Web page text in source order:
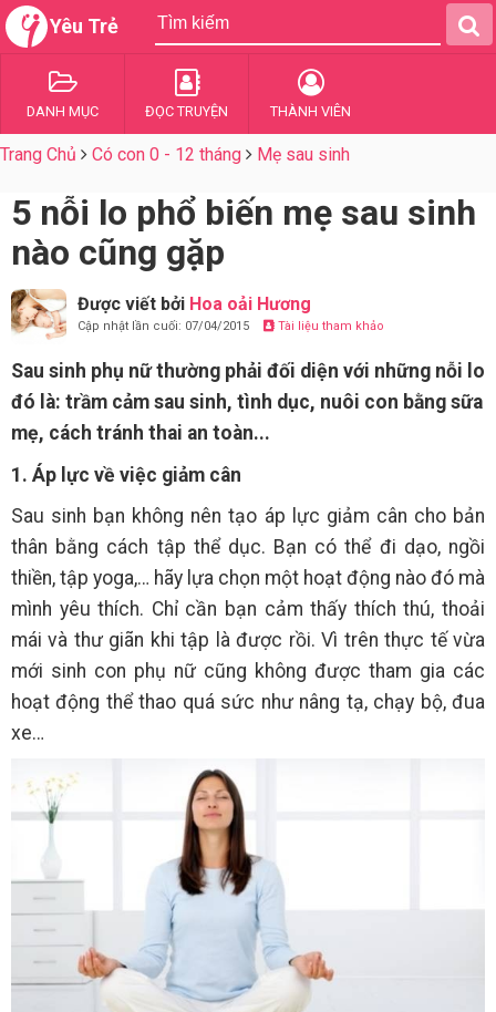
Yêu Trẻ
DANH MỤC ĐỌC TRUYỆN THÀNH VIÊN
Trang Chủ Có con 0 - 12 tháng Mẹ sau sinh
5 nỗi lo phổ biến mẹ sau sinh
nào cũng gặp
Được viết bởi Hoa oải Hương
Cập nhật lần cuối: 07/04/2015 Tài liệu tham khảo
Sau sinh phụ nữ thường phải đối diện với những nỗi lo
đó là: trầm cảm sau sinh, tình dục, nuôi con bằng sữa
mẹ, cách tránh thai an toàn...
1. Áp lực về việc giảm cân
Sau sinh bạn không nên tạo áp lực giảm cân cho bản
thân bằng cách tập thể dục. Bạn có thể đi dạo, ngồi
thiền, tập yoga,… hãy lựa chọn một hoạt động nào đó mà
mình yêu thích. Chỉ cần bạn cảm thấy thích thú, thoải
mái và thư giãn khi tập là được rồi. Vì trên thực tế vừa
mới sinh con phụ nữ cũng không được tham gia các
hoạt động thể thao quá sức như nâng tạ, chạy bộ, đua
xe…